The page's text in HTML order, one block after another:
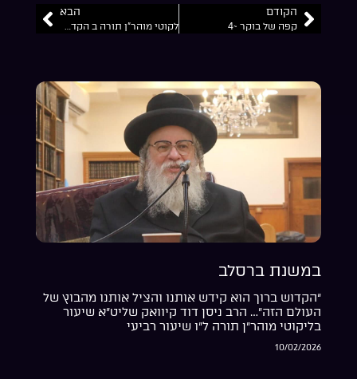
הקודם
קפה של בוקר ~4
הבא
לקוטי מוהר”ן תורה ב הקדמה
במשנת ברסלב
“הקדוש ברוך הוא קידש אותנו והציל אותנו מהבוץ של
העולם הזה”… הרב ניסן דוד קיוואק שליט”א שיעור
בליקוטי מוהר”ן תורה ל”ו שיעור רביעי
10/02/2026